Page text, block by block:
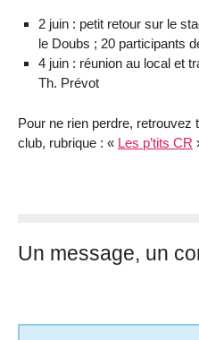
2 juin : petit retour sur le
le Doubs ; 20 participants
4 juin : réunion au local et
Th. Prévot
Pour ne rien perdre, retrouvez
club, rubrique : « Les p’tits CR
Un message, un